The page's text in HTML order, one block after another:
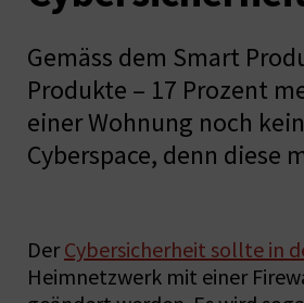
Gemäss dem Smart
Produkte – 17 Prozent
einer Wohnung noch
Cyberspace, denn diese
DerCybersicherheit sollte in
Heimnetzwerk mit einer